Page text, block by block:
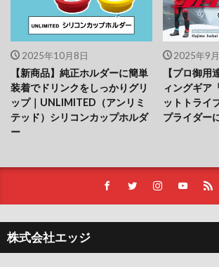
2025年10月8日
【新商品】純正ホルダーに簡単
装着でドリンクをしっかりグリ
ップ｜UNLIMITED（アンリミ
テッド）シリコンカップホルダ
ー
2025年9
【プロ御用
ィングギア
ットトライ
プライダー
株式会社エッジ